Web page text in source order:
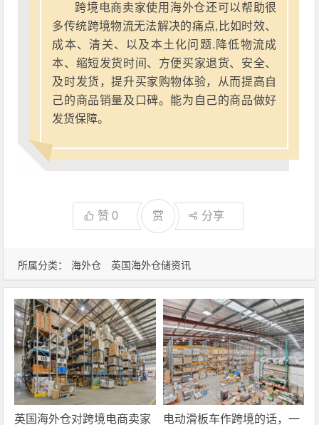
所属分类： 海外仓 英国海外仓储资讯
跨境电商卖家使用海外仓还可以帮助很
多传统跨境物流无法解决的痛点,比如时效、
成本、清关、以及本土化问题.降低物流成
本、缩短发货时间、方便买家退货、安全、
及时发货，提升买家购物体验，从而提高自
己的商品销量及口碑。能为自己的商品做好
发货保障。
赞0 赏 分享
英国海外仓对跨境电商卖家
电动滑板车作跨境的话，一